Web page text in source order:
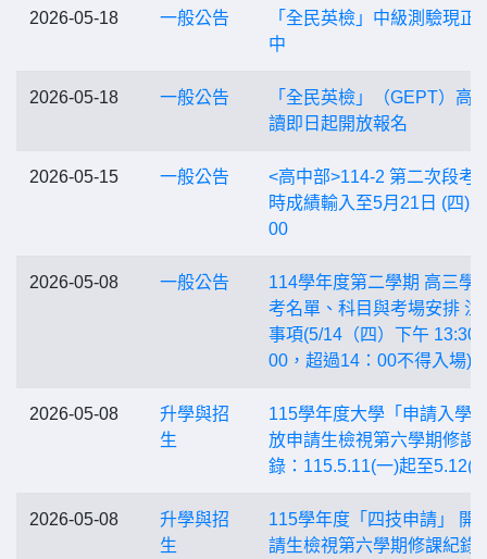
2026-05-18 一般公告
「全民英檢」中級測驗現正
中
2026-05-18 一般公告
「全民英檢」（GEPT）高
讀即日起開放報名
2026-05-15 一般公告
<高中部>114-2 第二次段考
時成績輸入至5月21日 (四
00
2026-05-08 一般公告
114學年度第二學期 高三學
考名單、科目與考場安排 注
事項(5/14（四）下午 13:30-
00，超過14：00不得入場)
2026-05-08
升學與招
生
115學年度大學「申請入學
放申請生檢視第六學期修課
錄：115.5.11(一)起至5.12(
2026-05-08
升學與招
生
115學年度「四技申請」 開
請生檢視第六學期修課紀錄